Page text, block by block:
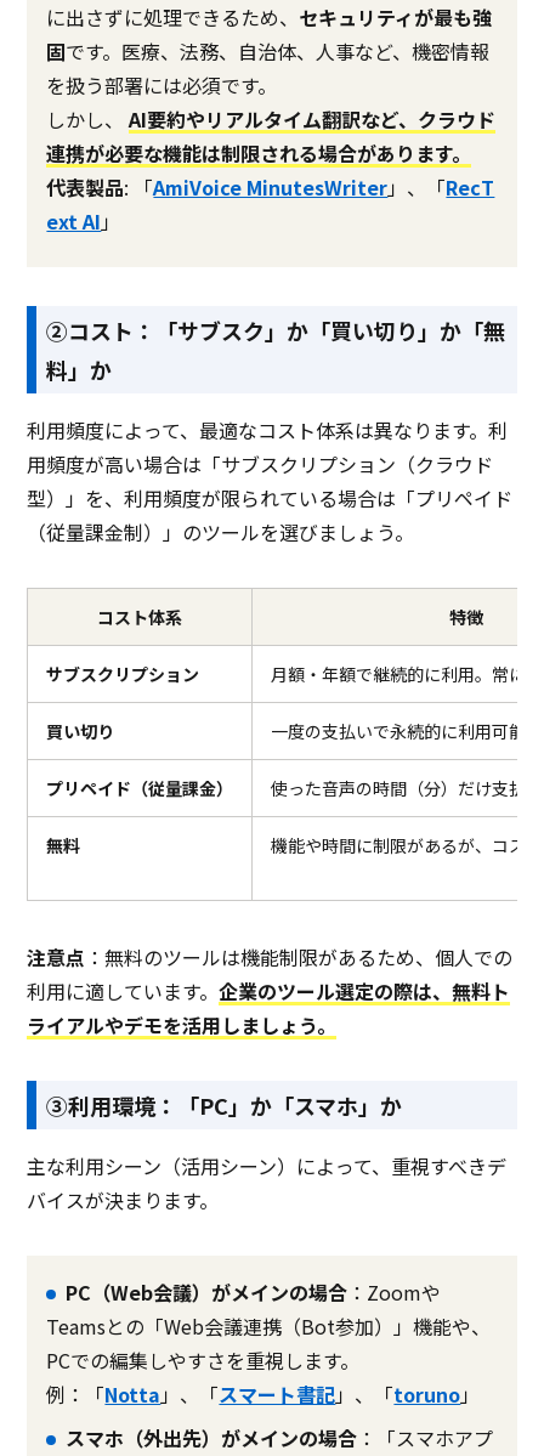
に出さずに処理できるため、 セキュリティが最も強
固です。医療、法務、自治体、人事など、機密情報
を扱う部署には必須です。
しかし、AI要約やリアルタイム翻訳など、クラウド
連携が必要な機能は制限される場合があります。
代表製品: 「AmiVoice MinutesWriter」、「RecT
ext AI」
②コスト：「サブスク」か「買い切り」か「無
料」か
利用頻度によって、最適なコスト体系は異なります。利
用頻度が高い場合は「サブスクリプション（クラウド
型）」を、利用頻度が限られている場合は「プリペイド
（従量課金制）」のツールを選びましょう。
コスト体系 特徴
サブスクリプション 月額・年額で継続的に利用。常に
買い切り 一度の支払いで永続的に利用可能
プリペイド（従量課金） 使った音声の時間（分）だけ支払う
無料 機能や時間に制限があるが、コス
注意点 ：無料のツールは機能制限があるため、個人での
利用に適しています。企業のツール選定の際は、無料ト
ライアルやデモを活用しましょう。
③利用環境：「PC」か「スマホ」か
主な利用シーン（活用シーン）によって、重視すべきデ
バイスが決まります。
PC（Web会議）がメインの場合 ：Zoomや
Teamsとの「Web会議連携（Bot参加）」機能や、
PCでの編集しやすさを重視します。
例：「Notta」、「スマート書記」、「toruno」
スマホ（外出先）がメインの場合 ：「スマホアプ